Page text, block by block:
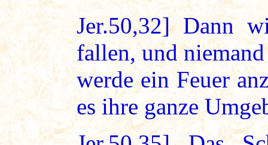
Jer.50,32] Dann
fallen, und
werde ein Feuer
es ihre ganze